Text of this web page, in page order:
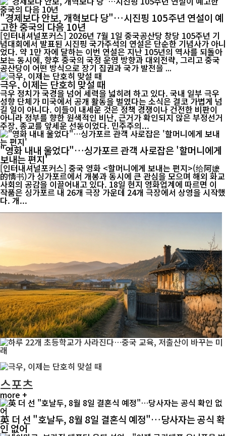
"경제보다 안보, 개혁보다 당"…시진핑 105주년 연설이 예
고한 중국의 다음 10년
[인터내셔널포커스] 2026년 7월 1일 중국공산당 창당 105주년 기
념대회에서 발표된 시진핑 국가주석의 연설은 단순한 기념사가 아니
었다. 약 1만 자에 달하는 이번 연설은 지난 105년의 역사를 되돌아
보는 동시에, 향후 중국의 국정 운영 방향과 대외전략, 그리고 중국
공산당이 어떤 방식으로 장기 집권과 국가 발전을 ...
극우, 이제는 단호히 맞설 때
극우 정치가 국경을 넘어 세력을 넓히려 하고 있다. 국내 일부 극우
성향 단체가 미국에서 공개 활동을 벌였다는 소식은 결코 가볍게 넘
길 일이 아니다. 이들이 내세운 것은 정책 경쟁이나 건전한 비판이
아니라 정부를 향한 원색적인 비난, 근거가 확인되지 않은 부정선거
주장, 종교를 앞세운 선동이었다. 민주주의...
"영화 내내 울었다"…싱가포르 관객 사로잡은 '할머니에게
보내는 편지'
[인터내셔널포커스] 중국 영화 <할머니에게 보내는 편지>(给阿嬷
的情书)가 싱가포르에서 개봉과 동시에 큰 관심을 모으며 해외 화교
사회의 공감을 이끌어내고 있다. 18일 현지 영화업계에 따르면 이
작품은 싱가포르 내 26개 극장 가운데 24개 극장에서 상영을 시작했
다. 개...
스포츠
more +
英 더 선 "호날두, 8월 8일 결혼식 예정"…당사자는 공식 확
인 없어